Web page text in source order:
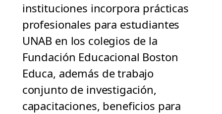
instituciones incorpora prácticas
profesionales para estudiantes
UNAB en los colegios de la
Fundación Educacional Boston
Educa, además de trabajo
conjunto de investigación,
capacitaciones, beneficios para